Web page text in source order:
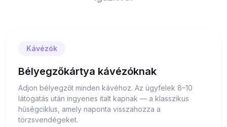
Kávézók
Bélyegzőkártya kávézóknak
Adjon bélyegzőt minden kávéhoz. Az ügyfelek 8–10
látogatás után ingyenes italt kapnak — a klasszikus
hűségciklus, amely naponta visszahozza a
törzsvendégeket.